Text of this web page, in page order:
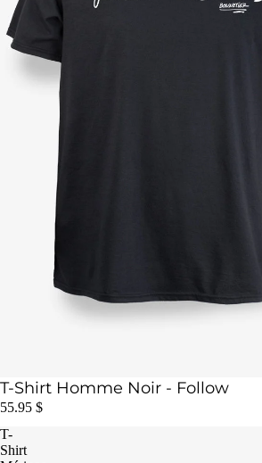
T-Shirt Homme Noir - Follow
55.95 $
T-
Shirt